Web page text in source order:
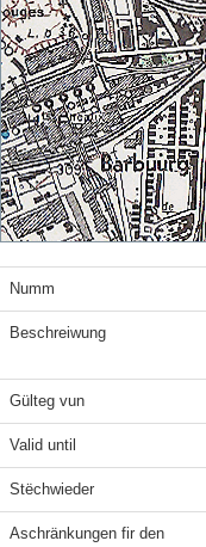
Numm
Beschreiwung
Gülteg vun
Valid until
Stëchwieder
Aschränkungen fir den